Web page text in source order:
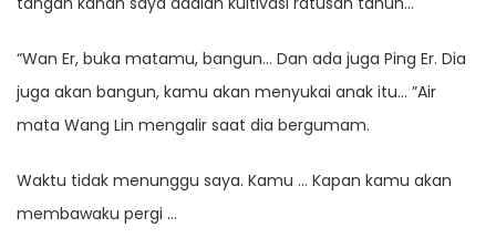
“Wan Er, buka matamu, bangun… Dan ada juga Ping Er. Dia
juga akan bangun, kamu akan menyukai anak itu… ”Air
mata Wang Lin mengalir saat dia bergumam.
Waktu tidak menunggu saya. Kamu … Kapan kamu akan
membawaku pergi …